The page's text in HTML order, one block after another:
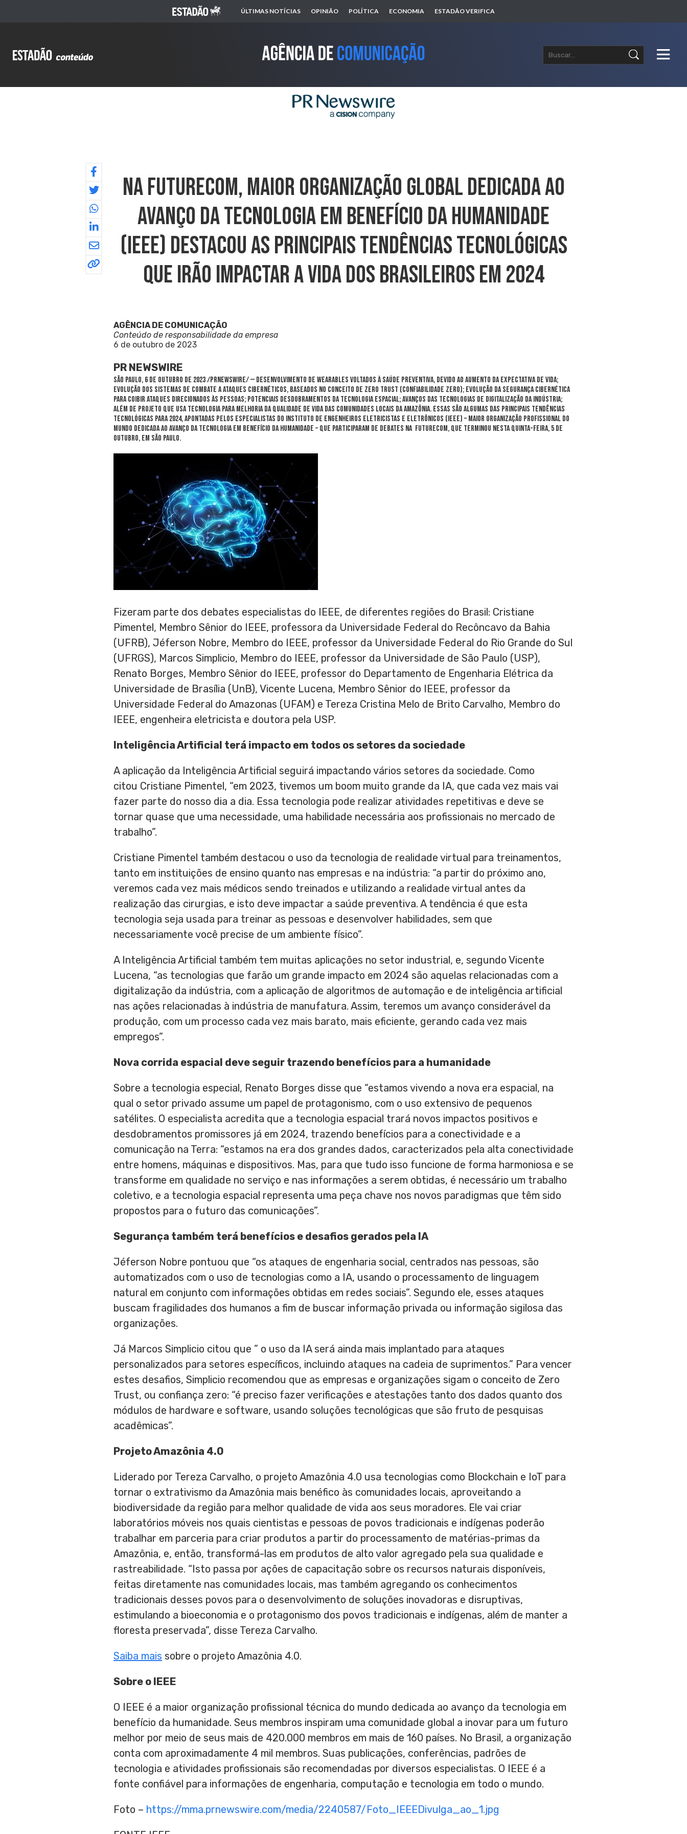
ÚLTIMAS NOTÍCIAS OPINIÃO POLÍTICA ECONOMIA ESTADÃO VERIFICA
Na Futurecom, Maior Organização Global Dedicada Ao
Avanço Da Tecnologia Em Benefício Da Humanidade
(IEEE) Destacou As Principais Tendências Tecnológicas
Que Irão Impactar A Vida Dos Brasileiros Em 2024
AGÊNCIA DE COMUNICAÇÃO
Conteúdo de responsabilidade da empresa
6 de outubro de 2023
PR NEWSWIRE
SÃO PAULO, 6 de outubro de 2023/PRNewswire/ — Desenvolvimento de wearables voltados à saúde preventiva, devido ao aumento da expectativa de vida;
evolução dos sistemas de combate a ataques cibernéticos, baseados no conceito de Zero Trust (Confiabilidade Zero); evolução da segurança cibernética
para coibir ataques direcionados às pessoas; potenciais desdobramentos da tecnologia espacial; avanços das tecnologias de digitalização da indústria;
além de projeto que usa tecnologia para melhoria da qualidade de vida das comunidades locais da Amazônia. Essas são algumas das principais tendências
tecnológicas para 2024, apontadas pelos especialistas do Instituto de Engenheiros Eletricistas e Eletrônicos (IEEE) – maior organização profissional do
mundo dedicada ao avanço da tecnologia em benefício da humanidade – que participaram de debates na Futurecom, que terminou nesta quinta-feira, 5 de
outubro, em São Paulo.
Fizeram parte dos debates especialistas do IEEE, de diferentes regiões do Brasil: Cristiane
Pimentel, Membro Sênior do IEEE, professora da Universidade Federal do Recôncavo da Bahia
(UFRB), Jéferson Nobre, Membro do IEEE, professor da Universidade Federal do Rio Grande do Sul
(UFRGS), Marcos Simplicio, Membro do IEEE, professor da Universidade de São Paulo (USP),
Renato Borges, Membro Sênior do IEEE, professor do Departamento de Engenharia Elétrica da
Universidade de Brasília (UnB), Vicente Lucena, Membro Sênior do IEEE, professor da
Universidade Federal do Amazonas (UFAM) e Tereza Cristina Melo de Brito Carvalho, Membro do
IEEE, engenheira eletricista e doutora pela USP.
Inteligência Artificial terá impacto em todos os setores da sociedade
A aplicação da Inteligência Artificial seguirá impactando vários setores da sociedade. Como
citou Cristiane Pimentel, “em 2023, tivemos um boom muito grande da IA, que cada vez mais vai
fazer parte do nosso dia a dia. Essa tecnologia pode realizar atividades repetitivas e deve se
tornar quase que uma necessidade, uma habilidade necessária aos profissionais no mercado de
trabalho”.
Cristiane Pimentel também destacou o uso da tecnologia de realidade virtual para treinamentos,
tanto em instituições de ensino quanto nas empresas e na indústria: “a partir do próximo ano,
veremos cada vez mais médicos sendo treinados e utilizando a realidade virtual antes da
realização das cirurgias, e isto deve impactar a saúde preventiva. A tendência é que esta
tecnologia seja usada para treinar as pessoas e desenvolver habilidades, sem que
necessariamente você precise de um ambiente físico”.
A Inteligência Artificial também tem muitas aplicações no setor industrial, e, segundo Vicente
Lucena, “as tecnologias que farão um grande impacto em 2024 são aquelas relacionadas com a
digitalização da indústria, com a aplicação de algoritmos de automação e de inteligência artificial
nas ações relacionadas à indústria de manufatura. Assim, teremos um avanço considerável da
produção, com um processo cada vez mais barato, mais eficiente, gerando cada vez mais
empregos”.
Nova corrida espacial deve seguir trazendo benefícios para a humanidade
Sobre a tecnologia especial, Renato Borges disse que “estamos vivendo a nova era espacial, na
qual o setor privado assume um papel de protagonismo, com o uso extensivo de pequenos
satélites. O especialista acredita que a tecnologia espacial trará novos impactos positivos e
desdobramentos promissores já em 2024, trazendo benefícios para a conectividade e a
comunicação na Terra: “estamos na era dos grandes dados, caracterizados pela alta conectividade
entre homens, máquinas e dispositivos. Mas, para que tudo isso funcione de forma harmoniosa e se
transforme em qualidade no serviço e nas informações a serem obtidas, é necessário um trabalho
coletivo, e a tecnologia espacial representa uma peça chave nos novos paradigmas que têm sido
propostos para o futuro das comunicações”.
Segurança também terá benefícios e desafios gerados pela IA
Jéferson Nobre pontuou que “os ataques de engenharia social, centrados nas pessoas, são
automatizados com o uso de tecnologias como a IA, usando o processamento de linguagem
natural em conjunto com informações obtidas em redes sociais”. Segundo ele, esses ataques
buscam fragilidades dos humanos a fim de buscar informação privada ou informação sigilosa das
organizações.
Já Marcos Simplicio citou que ” o uso da IA será ainda mais implantado para ataques
personalizados para setores específicos, incluindo ataques na cadeia de suprimentos.” Para vencer
estes desafios, Simplicio recomendou que as empresas e organizações sigam o conceito de Zero
Trust, ou confiança zero: “é preciso fazer verificações e atestações tanto dos dados quanto dos
módulos de hardware e software, usando soluções tecnológicas que são fruto de pesquisas
acadêmicas”.
Projeto Amazônia 4.0
Liderado por Tereza Carvalho, o projeto Amazônia 4.0 usa tecnologias como Blockchain e IoT para
tornar o extrativismo da Amazônia mais benéfico às comunidades locais, aproveitando a
biodiversidade da região para melhor qualidade de vida aos seus moradores. Ele vai criar
laboratórios móveis nos quais cientistas e pessoas de povos tradicionais e indígenas poderão
trabalhar em parceria para criar produtos a partir do processamento de matérias-primas da
Amazônia, e, então, transformá-las em produtos de alto valor agregado pela sua qualidade e
rastreabilidade. “Isto passa por ações de capacitação sobre os recursos naturais disponíveis,
feitas diretamente nas comunidades locais, mas também agregando os conhecimentos
tradicionais desses povos para o desenvolvimento de soluções inovadoras e disruptivas,
estimulando a bioeconomia e o protagonismo dos povos tradicionais e indígenas, além de manter a
floresta preservada”, disse Tereza Carvalho.
Saiba mais sobre o projeto Amazônia 4.0.
Sobre o IEEE
O IEEE é a maior organização profissional técnica do mundo dedicada ao avanço da tecnologia em
benefício da humanidade. Seus membros inspiram uma comunidade global a inovar para um futuro
melhor por meio de seus mais de 420.000 membros em mais de 160 países. No Brasil, a organização
conta com aproximadamente 4 mil membros. Suas publicações, conferências, padrões de
tecnologia e atividades profissionais são recomendadas por diversos especialistas. O IEEE é a
fonte confiável para informações de engenharia, computação e tecnologia em todo o mundo.
Foto – https://mma.prnewswire.com/media/2240587/Foto_IEEEDivulga_ao_1.jpg